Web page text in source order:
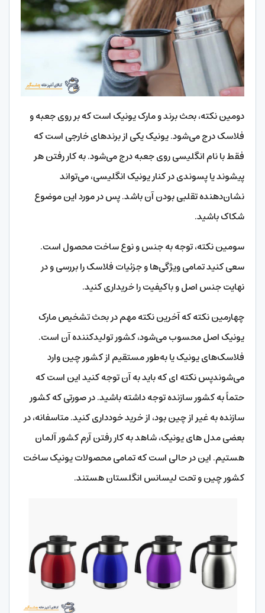
دومین نکته، بحث برند و مارک یونیک است که بر روی جعبه و
فلاسک درج می‌شود. یونیک یکی از برندهای خارجی است که
فقط با نام انگلیسی روی جعبه درج می‌شود. به کار رفتن هر
پیشوند یا پسوندی در کنار یونیک انگلیسی، می‌تواند
نشان‌دهنده تقلبی بودن آن باشد. پس در مورد این موضوع
شکاک باشید.
سومین نکته، توجه به جنس و نوع ساخت محصول است.
سعی کنید تمامی ویژگی‌ها و جزئیات فلاسک را بررسی و در
نهایت جنس اصل و باکیفیت را خریداری کنید.
چهارمین نکته که آخرین نکته مهم در بحث تشخیص مارک
یونیک اصل محسوب می‌شود، کشور تولیدکننده آن است.
فلاسک‌های یونیک یا به‌طور مستقیم از کشور چین وارد
می‌شوندپس نکته ای که باید به آن توجه کنید این است که
حتماً به کشور سازنده توجه داشته باشید. در صورتی که کشور
سازنده به غیر از چین بود، از خرید خودداری کنید. متاسفانه، در
بعضی مدل های یونیک، شاهد به کار رفتن آرم کشور آلمان
هستیم. این در حالی است که تمامی محصولات یونیک ساخت
کشور چین و تحت لیسانس انگلستان هستند.